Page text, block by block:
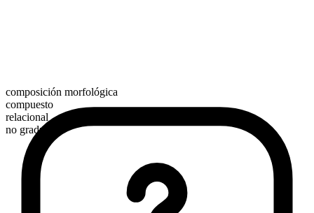
composición morfológica
compuesto
relacional
no graduable